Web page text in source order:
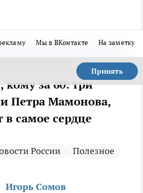
Мы в ВКонтакте На заметку
Принять
кому за 60: три
Петра Мамонова,
самое сердце
России Полезное
Игорь Сомов